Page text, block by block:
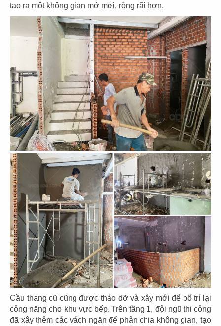
tạo ra một không gian mở mới, rộng rãi hơn.
Cầu thang cũ cũng được tháo dỡ và xây mới để bố trí lại
công năng cho khu vực bếp. Trên tầng 1, đội ngũ thi công
đã xây thêm các vách ngăn để phân chia không gian, tạo
THE COFFEE HOUSE
CN Nguyễn Tri Phương
46
THE COFFEE HOUSE
CN Võ Văn Tần
47
CHUBBY YO
CN Thảo Điền
48
CHUBBY YO
CN Celadon City
49
BAOZ DIMSUM
CN Thuận Kiều - Q.5
50
BAOZ DIMSUM
CN Lê Đại Hành - Q.11